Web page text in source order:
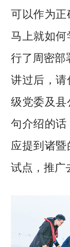
可以作为正
马上就如
行了周密部
讲过后，
级党委及
句介绍的
应提到诸
试点，推广